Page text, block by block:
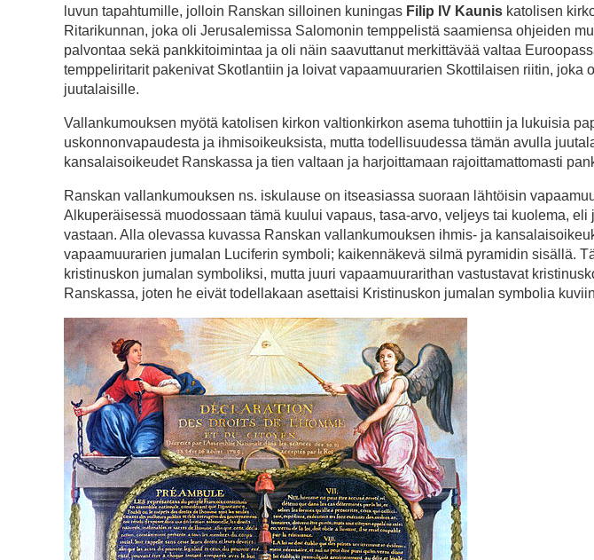
luvun tapahtumille, jolloin Ranskan silloinen kuningas Filip IV Kaunis katolisen
Ritarikunnan, joka oli Jerusalemissa Salomonin temppelistä saamiensa ohjeiden
palvontaa sekä pankkitoimintaa ja oli näin saavuttanut merkittävää valtaa
temppeliritarit pakenivat Skotlantiin ja loivat vapaamuurarien Skottilaisen riitin, joka
juutalaisille.
Vallankumouksen myötä katolisen kirkon valtionkirkon asema tuhottiin ja lukuisia
uskonnonvapaudesta ja ihmisoikeuksista, mutta todellisuudessa tämän avulla
kansalaisoikeudet Ranskassa ja tien valtaan ja harjoittamaan rajoittamattomasti
Ranskan vallankumouksen ns. iskulause on itseasiassa suoraan lähtöisin
Alkuperäisessä muodossaan tämä kuului vapaus, tasa-arvo, veljeys tai kuolema,
vastaan. Alla olevassa kuvassa Ranskan vallankumouksen ihmis- ja
vapaamuurarien jumalan Luciferin symboli; kaikennäkevä silmä pyramidin sisällä.
kristinuskon jumalan symboliksi, mutta juuri vapaamuurarithan vastustavat
Ranskassa, joten he eivät todellakaan asettaisi Kristinuskon jumalan symbolia